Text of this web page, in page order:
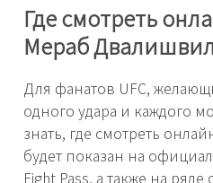
Где смотреть
Мераб
Для фанатов UFC,
одного удара и каждого
знать, где смотреть
будет показан на
Fight Pass, а также на